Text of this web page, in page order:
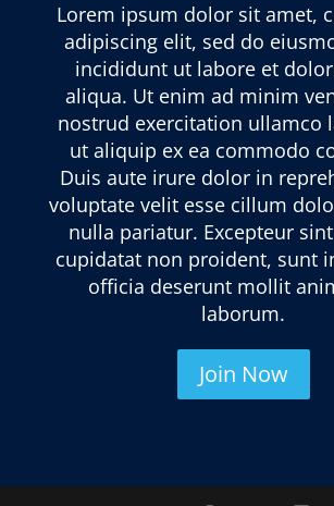
Lorem ipsum dolor sit amet,
adipiscing elit, sed do
incididunt ut labore et
aliqua. Ut enim ad minim
nostrud exercitation ullamco
ut aliquip ex ea commodo
Duis aute irure dolor in
voluptate velit esse cillum
nulla pariatur. Excepteur
cupidatat non proident, sunt
officia deserunt mollit
laborum.
Join Now